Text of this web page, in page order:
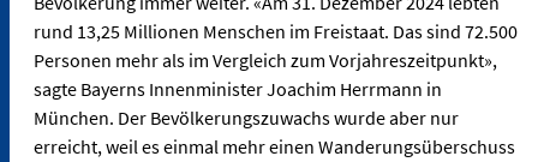
rund 13,25 Millionen Menschen im Freistaat. Das sind 72.500
Personen mehr als im Vergleich zum Vorjahreszeitpunkt»,
sagte Bayerns Innenminister Joachim Herrmann in
München. Der Bevölkerungszuwachs wurde aber nur
erreicht, weil es einmal mehr einen Wanderungsüberschuss